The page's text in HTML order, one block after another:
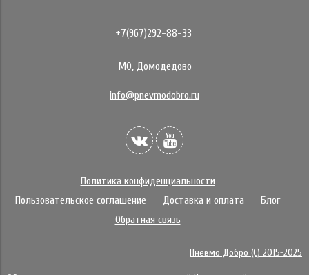
+7(967)292-88-33
МО, Домодедово
info@pnevmodobro.ru
Политика конфиденциальности
Пользовательское соглашение
Доставка и оплата
Блог
Обратная связь
Пневмо Добро (С) 2015-2025